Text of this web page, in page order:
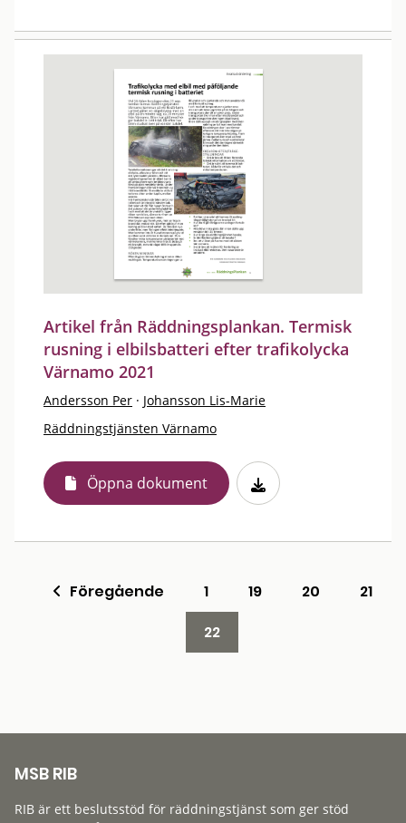
Artikel från Räddningsplankan. Termisk
rusning i elbilsbatteri efter trafikolycka
Värnamo 2021
Andersson Per · Johansson Lis-Marie
Räddningstjänsten Värnamo
Öppna dokument
Föregående 1 19 20
21
22
MSB RIB
RIB är ett beslutsstöd för räddningstjänst som ger stöd